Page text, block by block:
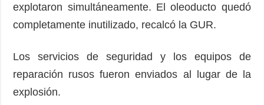
explotaron simultáneamente. El oleoducto quedó
completamente inutilizado, recalcó la GUR.
Los servicios de seguridad y los equipos de
reparación rusos fueron enviados al lugar de la
explosión.